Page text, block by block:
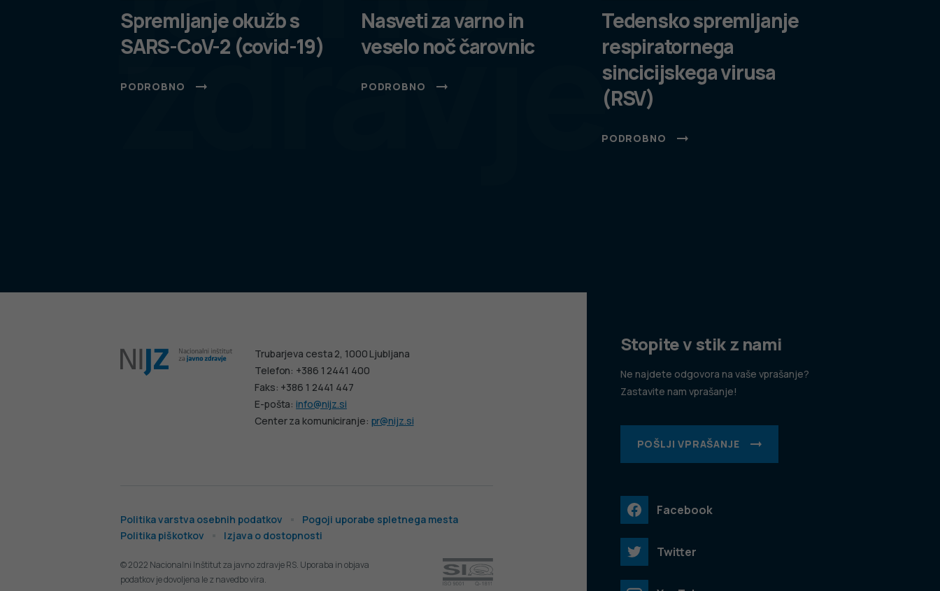
zdravje
Spremljanje okužb s
SARS-CoV-2 (covid-19)
PODROBNO
Nasveti za varno in
veselo noč čarovnic
PODROBNO
Tedensko spremljanje
respiratornega
sincicijskega virusa
(RSV)
PODROBNO
Trubarjeva cesta 2, 1000 Ljubljana
Telefon: +386 1 2441 400
Faks: +386 1 2441 447
E-pošta:info@nijz.si
Center za komuniciranje: pr@nijz.si
Politika varstva osebnih podatkov
Pogoji uporabe spletnega mesta
Politika piškotkov
Izjava o dostopnosti
© 2022 Nacionalni Inštitut za javno zdravje RS. Uporaba in objava
podatkov je dovoljena le z navedbo vira.
Stopite v stik z nami
Ne najdete odgovora na vaše vprašanje?
Zastavite nam vprašanje!
POŠLJI VPRAŠANJE
Facebook
Twitter